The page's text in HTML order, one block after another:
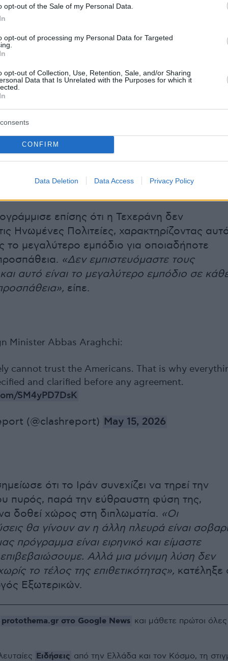
opt-out of the Sale of my Personal Data.
opt-out of processing my Personal Data for Targeted
opt-out of Collection, Use, Retention, Sale, and/or Sharing
Data that Is Unrelated with the Purposes for which it
CONFIRM
Data Deletion Data Access Privacy Policy
Ορμούζ δεν είναι κλειστά για τις φιλικές
αφορούν εχθρικά πλοία. Τις
πλοία πέρασαν από τα Στενά του Ορμούζ με
μας δυνάμεων και αυτή η διαδικασία
Η μόνη λύση είναι ο πλήρης τερματισμός του
ότι τα πλοία που επιθυμούν να διέλθουν
δυνάμεις λόγω
περιοχή.«Θα τα συνοδεύουμε, όπως
πλοία. Η ασφαλής ναυσιπλοΐα είναι πολιτική
κατά τη διάρκεια συνέντευξης Τύπου.
επίσης ότι η Τεχεράνη δεν
Ηνωμένες Πολιτείες, χαρακτηρίζοντας
το μεγαλύτερο εμπόδιο για οποιαδήποτε
«Δεν εμπιστευόμαστε τους
αυτό είναι το μεγαλύτερο εμπόδιο σε
είπε.
Minister Abbas Araghchi:
cannot trust the Americans. That is why
and clarified before any agreement.
SM4yPD7DsK
(@clashreport) May 15, 2026
ότι το Ιράν συνεχίζει να τηρεί την
πυρός, παρά την εύθραυστη φύση της,
δοθεί χώρος στη διπλωματία. «Οι
θα γίνουν αν η άλλη πλευρά είναι
πρόγραμμα είναι ειρηνικό και είμαστε
επιβεβαιώσουμε. Αλλά μια μόνιμη λύση δεν
το τέλος της επιθετικότητας», κατέληξε
Εξωτερικών.
protothema.gr στο Google News και μάθετε πρώτοι όλες
Ειδήσεις από την Ελλάδα και τον Κόσμο, τη